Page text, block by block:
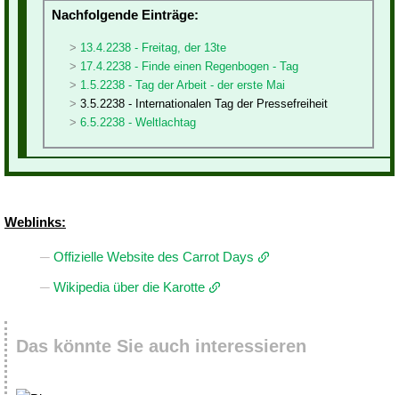
Nachfolgende Einträge:
13.4.2238 - Freitag, der 13te
17.4.2238 - Finde einen Regenbogen - Tag
1.5.2238 - Tag der Arbeit - der erste Mai
3.5.2238 - Internationalen Tag der Pressefreiheit
6.5.2238 - Weltlachtag
Weblinks:
Offizielle Website des Carrot Days
Wikipedia über die Karotte
Das könnte Sie auch interessieren